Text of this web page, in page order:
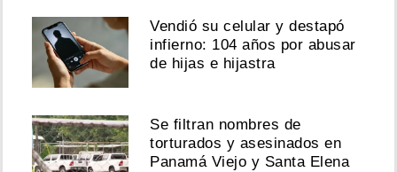
Vendió su celular y destapó
infierno: 104 años por abusar
de hijas e hijastra
Se filtran nombres de
torturados y asesinados en
Panamá Viejo y Santa Elena